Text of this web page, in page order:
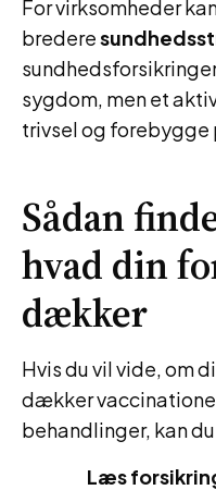
For virksomheder
bredere
sygdom, men et
trivsel og forebygge
Sådan
hvad din
dækker
Hvis du vil vide, om
dækker
behandlinger, kan
Læs